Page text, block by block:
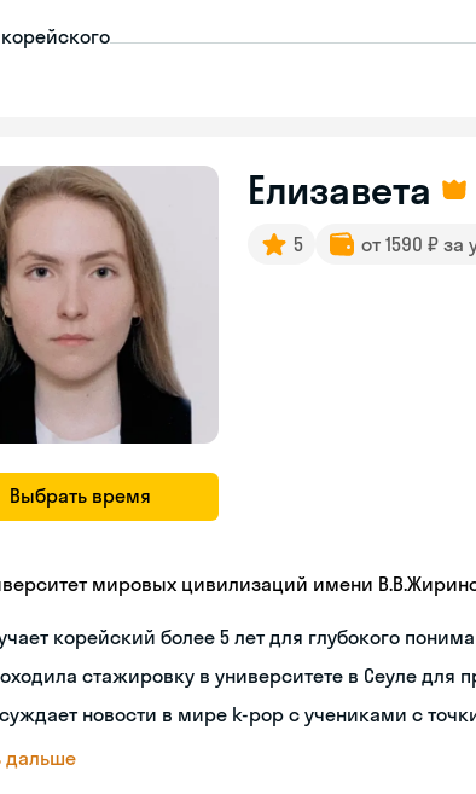
Выбрать время
Елизавета
5 от 1590 ₽ за
мировых цивилизаций имени
корейский более 5 лет для глубокого
стажировку в университете в Сеуле для
новости в мире k-pop с учениками с
дальше